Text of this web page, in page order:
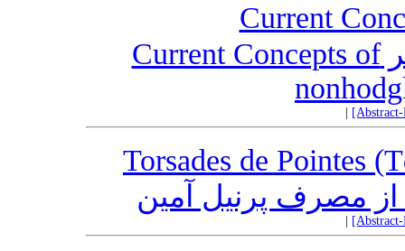
Current
مفهوم لنفوم ها در حال حاضر Current Concepts of
Torsades de Pointes
از مصرف پرنیل آمین